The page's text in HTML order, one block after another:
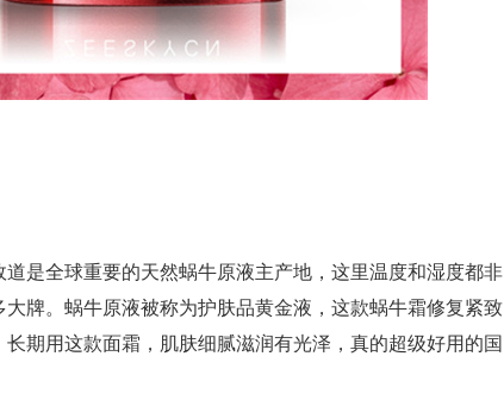
是全球重要的天然蜗牛原液主产地，这里温度和湿度都非
牌。蜗牛原液被称为护肤品黄金液，这款蜗牛霜修复紧致
期用这款面霜，肌肤细腻滋润有光泽，真的超级好用的国